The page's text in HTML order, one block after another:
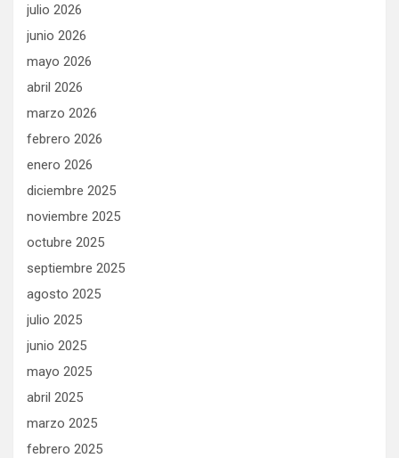
julio 2026
junio 2026
mayo 2026
abril 2026
marzo 2026
febrero 2026
enero 2026
diciembre 2025
noviembre 2025
octubre 2025
septiembre 2025
agosto 2025
julio 2025
junio 2025
mayo 2025
abril 2025
marzo 2025
febrero 2025